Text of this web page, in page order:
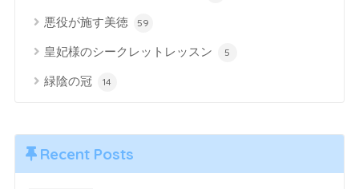
悪役が施す美徳 59
皇妃様のシークレットレッスン 5
緑陰の冠 14
Recent Posts